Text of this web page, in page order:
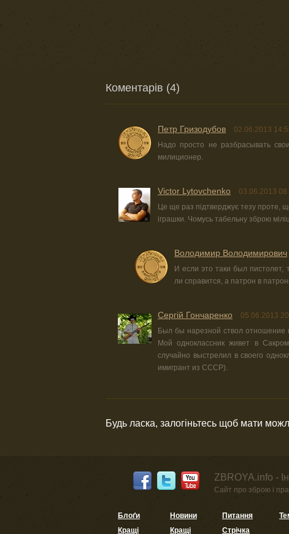
Коментарів (4)
Петр Гризодубов 02.06.2013
Надо просто не разбрасывать
милиционер.
Victor Lytovchenko 03.06.2013
Це ще раз підтверджує тезу проте,
іграшки. Чомусь табельну зброю
Володимир Володимирович
И если это таки был пистолет,
ли справится, а патрон в
Сергій Гончаренко 05.06.2013
Был бы нарезной ствол
Мой одноклассник живет в
случайно выстрелил в своего
имигрант из СССР).
Будь ласка, залогіньтесь щоб мати
ZBROYA.info -
Сайт про зброю і
Блоґи
Кращі
Новини
Кращі
Питання
Стрічка